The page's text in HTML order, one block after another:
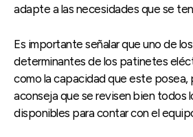
adapte a las necesidades que se
Es importante señalar que uno de
determinantes de los patinetes
como la capacidad que este posea,
aconseja que se revisen bien todos
disponibles para contar con el